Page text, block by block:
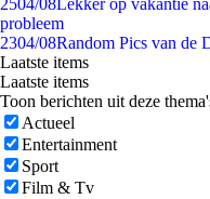
2504/08Lekker op vakantie
probleem
2304/08Random Pics van de
Laatste items
Laatste items
Toon berichten uit deze
Actueel
Entertainment
Sport
Film & Tv